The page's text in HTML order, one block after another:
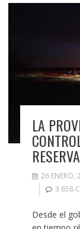
LA
26 ENERO,
3.658
Desde el